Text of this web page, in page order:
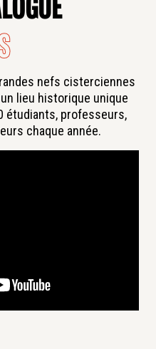
nefs cisterciennes
lieu historique unique
étudiants, professeurs,
chaque année.